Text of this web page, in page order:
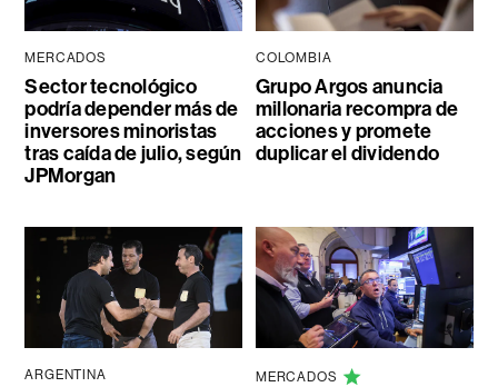
MERCADOS
Sector tecnológico
podría depender más de
inversores minoristas
tras caída de julio, según
JPMorgan
COLOMBIA
Grupo Argos anuncia
millonaria recompra de
acciones y promete
duplicar el dividendo
ARGENTINA MERCADOS